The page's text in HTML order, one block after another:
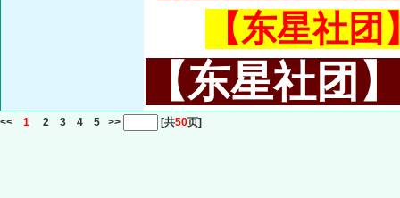
【东星社
【东星社团
<< 1 2 3 4 5 >> [共50页]